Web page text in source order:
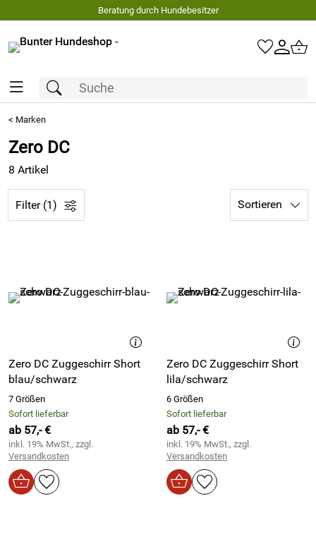
Beratung durch Hundebesitzer
< Marken
Zero DC
8 Artikel
Filter (1) Sortieren
Zero DC Zuggeschirr Short
blau/schwarz
7 Größen
Sofort lieferbar
ab 57,- €
inkl. 19% MwSt., zzgl.
Versandkosten
Zero DC Zuggeschirr Short
lila/schwarz
6 Größen
Sofort lieferbar
ab 57,- €
inkl. 19% MwSt., zzgl.
Versandkosten